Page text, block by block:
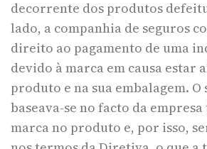
decorrente dos produtos
lado, a companhia de seguros
direito ao pagamento de uma
devido à marca em causa estar
produto e na sua embalagem. O
baseava-se no facto da
marca no produto e, por isso,